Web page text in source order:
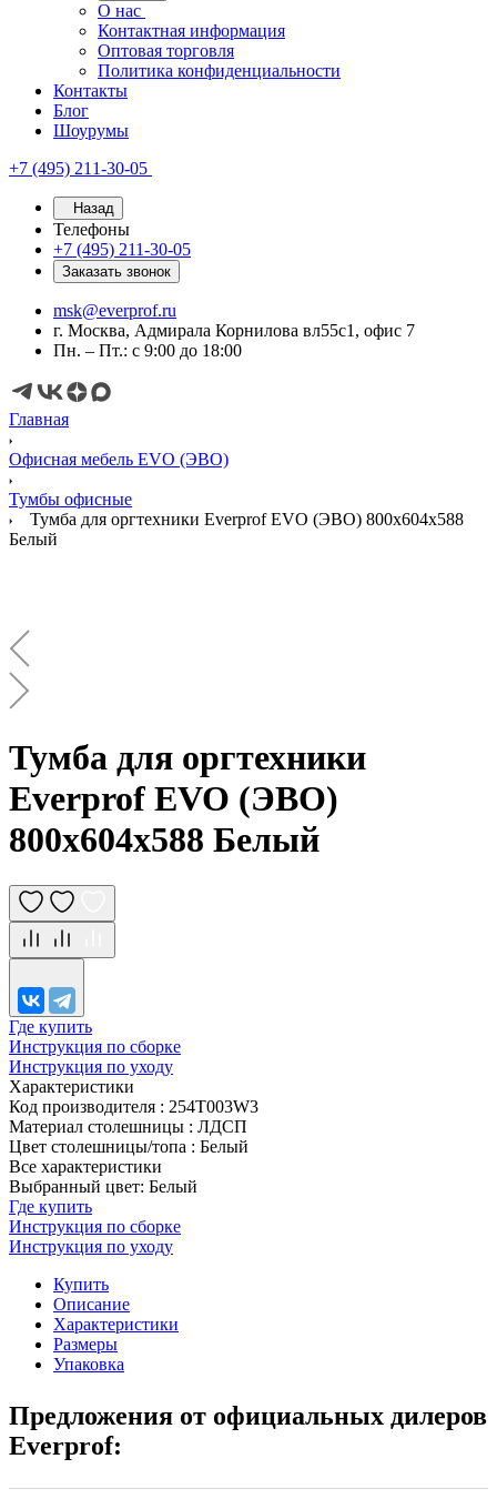
О нас
Контактная информация
Оптовая торговля
Политика конфиденциальности
Контакты
Блог
Шоурумы
+7 (495) 211-30-05
Назад
Телефоны
+7 (495) 211-30-05
Заказать звонок
msk@everprof.ru
г. Москва, Адмирала Корнилова вл55с1, офис 7
Пн. – Пт.: с 9:00 до 18:00
Главная
Офисная мебель EVO (ЭВО)
Тумбы офисные
Тумба для оргтехники Everprof EVO (ЭВО) 800х604x588
Белый
Тумба для оргтехники
Everprof EVO (ЭВО)
800х604x588 Белый
Где купить
Инструкция по сборке
Инструкция по уходу
Характеристики
Код производителя : 254T003W3
Материал столешницы : ЛДСП
Цвет столешницы/топа : Белый
Все характеристики
Выбранный цвет: Белый
Где купить
Инструкция по сборке
Инструкция по уходу
Купить
Описание
Характеристики
Размеры
Упаковка
Предложения от официальных дилеров
Everprof: